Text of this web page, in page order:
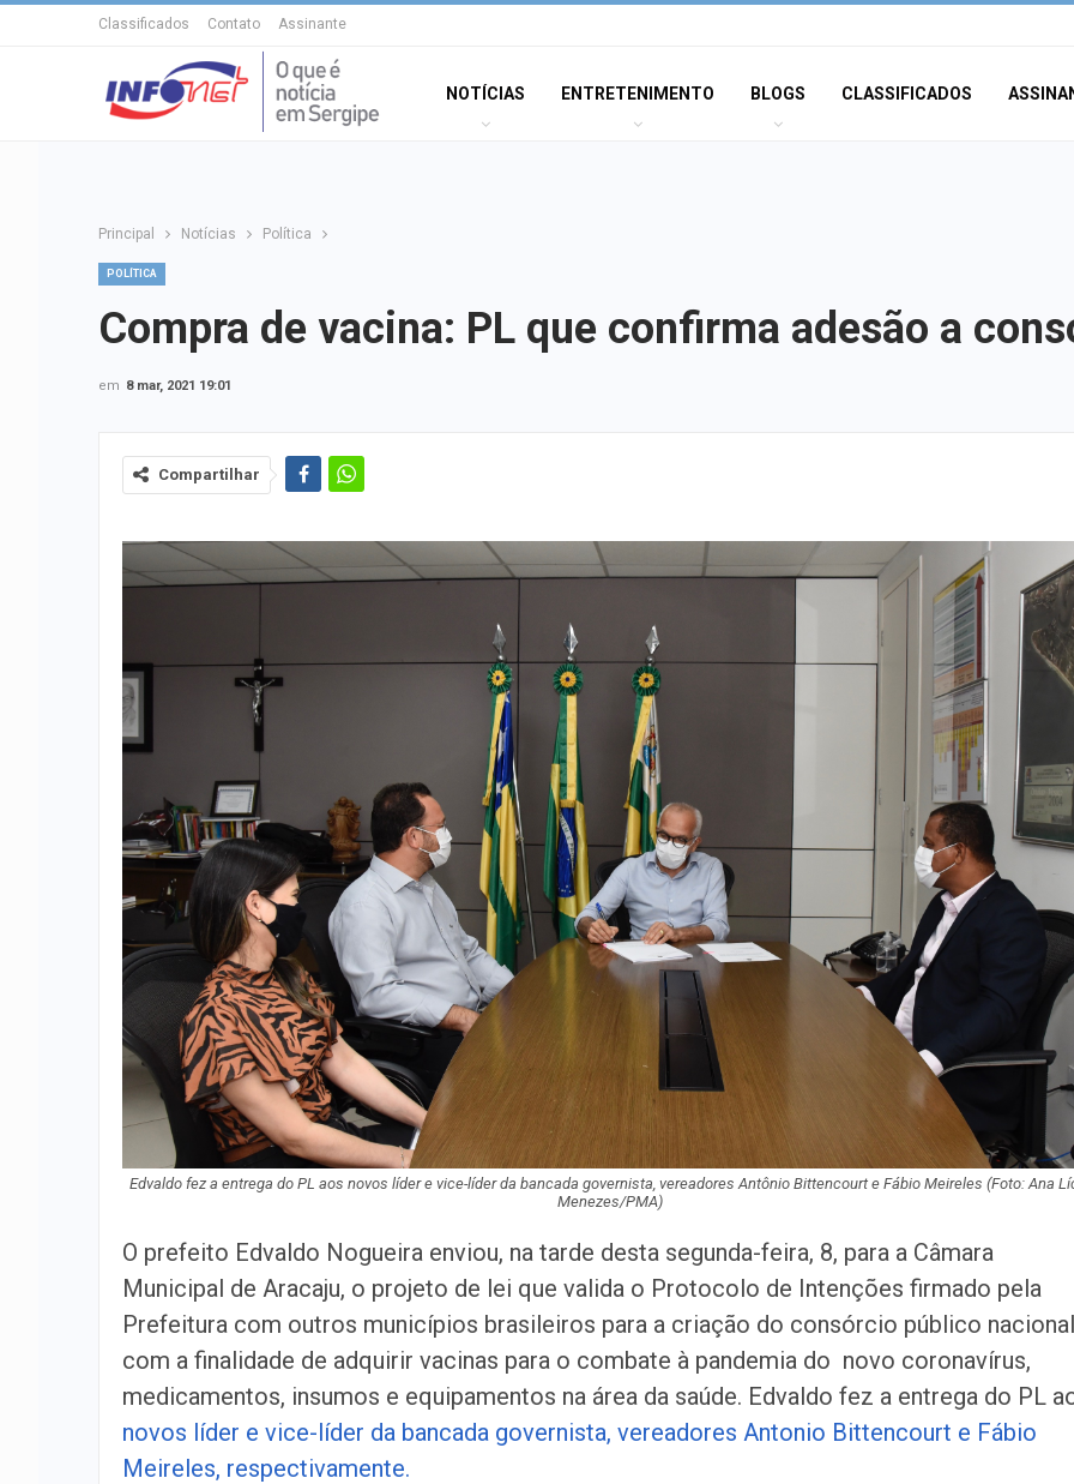
Classificados Contato Assinante
NOTÍCIAS ENTRETENIMENTO BLOGS CLASSIFICADOS
Principal Notícias Política
POLÍTICA
Compra de vacina: PL que confirma adesão a
em 8 mar, 2021 19:01
Compartilhar
Edvaldo fez a entrega do PL aos novos líder e vice-líder da bancada governista, vereadores Antônio Bittencourt e Fábio Meireles (Foto: Ana
Menezes/PMA)
O prefeito Edvaldo Nogueira enviou, na tarde desta segunda-feira, 8, para a Câmara
Municipal de Aracaju, o projeto de lei que valida o Protocolo de Intenções firmado pela
Prefeitura com outros municípios brasileiros para a criação do consórcio público nacional
com a finalidade de adquirir vacinas para o combate à pandemia do novo coronavírus,
medicamentos, insumos e equipamentos na área da saúde. Edvaldo fez a entrega do PL
novos líder e vice-líder da bancada governista, vereadores Antonio Bittencourt e Fábio
Meireles, respectivamente.
concurso da
Municipal de
terminam…
Cotas raciais:
convoca
aferição de…
Patricya
Eduardo
apresentarão
em…
CNJ acaba com
aposentadoria
compulsória
punição
Corpo achado
pode ser de
desapareceu